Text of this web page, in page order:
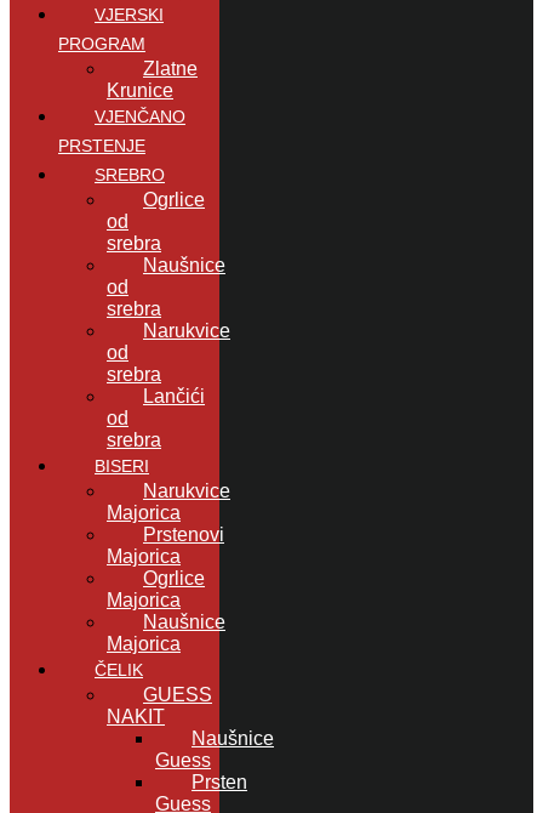
VJERSKI
PROGRAM
Zlatne
Krunice
VJENČANO
PRSTENJE
SREBRO
Ogrlice
od
srebra
Naušnice
od
srebra
Narukvice
od
srebra
Lančići
od
srebra
BISERI
Narukvice
Majorica
Prstenovi
Majorica
Ogrlice
Majorica
Naušnice
Majorica
ČELIK
GUESS
NAKIT
Naušnice
Guess
Prsten
Guess